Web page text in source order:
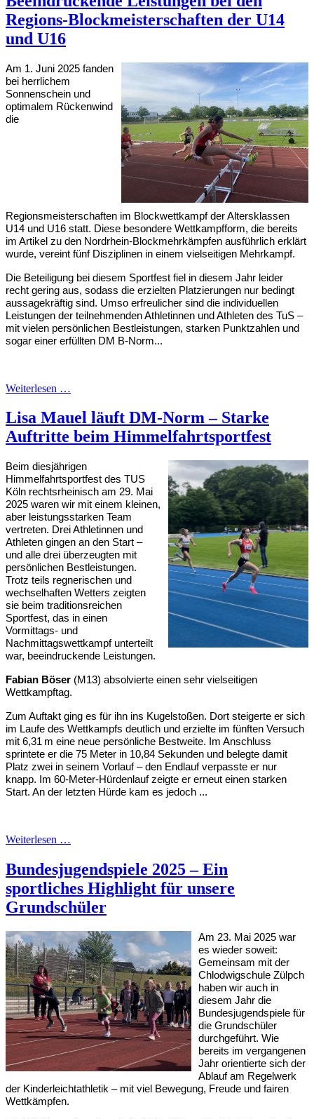
Regions-Blockmeisterschaften der U14
und U16
Am 1. Juni 2025 fanden
bei herrlichem
Sonnenschein und
optimalem Rückenwind
die
Regionsmeisterschaften im Blockwettkampf der Altersklassen
U14 und U16 statt. Diese besondere Wettkampfform, die bereits
im Artikel zu den Nordrhein-Blockmehrkämpfen ausführlich erklärt
wurde, vereint fünf Disziplinen in einem vielseitigen Mehrkampf.
Die Beteiligung bei diesem Sportfest fiel in diesem Jahr leider
recht gering aus, sodass die erzielten Platzierungen nur bedingt
aussagekräftig sind. Umso erfreulicher sind die individuellen
Leistungen der teilnehmenden Athletinnen und Athleten des TuS –
mit vielen persönlichen Bestleistungen, starken Punktzahlen und
sogar einer erfüllten DM B-Norm...
Weiterlesen …
Lisa Mauel läuft DM-Norm – Starke
Auftritte beim Himmelfahrtsportfest
Beim diesjährigen
Himmelfahrtsportfest des TUS
Köln rechtsrheinisch am 29. Mai
2025 waren wir mit einem kleinen,
aber leistungsstarken Team
vertreten. Drei Athletinnen und
Athleten gingen an den Start –
und alle drei überzeugten mit
persönlichen Bestleistungen.
Trotz teils regnerischen und
wechselhaften Wetters zeigten
sie beim traditionsreichen
Sportfest, das in einen
Vormittags- und
Nachmittagswettkampf unterteilt
war, beeindruckende Leistungen.
Fabian Böser (M13) absolvierte einen sehr vielseitigen
Wettkampftag.
Zum Auftakt ging es für ihn ins Kugelstoßen. Dort steigerte er sich
im Laufe des Wettkampfs deutlich und erzielte im fünften Versuch
mit 6,31 m eine neue persönliche Bestweite. Im Anschluss
sprintete er die 75 Meter in 10,84 Sekunden und belegte damit
Platz zwei in seinem Vorlauf – den Endlauf verpasste er nur
knapp. Im 60-Meter-Hürdenlauf zeigte er erneut einen starken
Start. An der letzten Hürde kam es jedoch ...
Weiterlesen …
Bundesjugendspiele 2025 – Ein
sportliches Highlight für unsere
Grundschüler
Am 23. Mai 2025 war
es wieder soweit:
Gemeinsam mit der
Chlodwigschule Zülpch
haben wir auch in
diesem Jahr die
Bundesjugendspiele für
die Grundschüler
durchgeführt. Wie
bereits im vergangenen
Jahr orientierte sich der
Ablauf am Regelwerk
der Kinderleichtathletik – mit viel Bewegung, Freude und fairen
Wettkämpfen.